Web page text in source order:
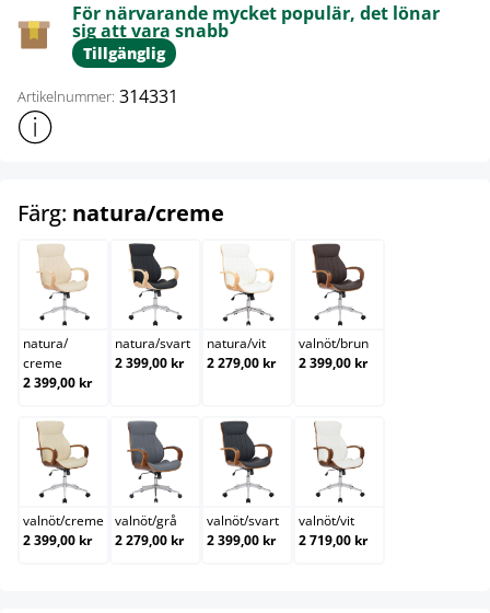
För närvarande mycket populär, det lönar
sig att vara snabb
Tillgänglig
Artikelnummer: 314331
Visa mer produktinformation
Färg: natura/creme
natura/creme
natura/
creme
2 399,00 kr
natura/svart
natura/svart
2 399,00 kr
natura/vit
natura/vit
2 279,00 kr
valnöt/brun
valnöt/brun
2 399,00 kr
valnöt/creme
valnöt/creme
2 399,00 kr
valnöt/grå
valnöt/grå
2 279,00 kr
valnöt/svart
valnöt/svart
2 399,00 kr
valnöt/vit
valnöt/vit
2 719,00 kr